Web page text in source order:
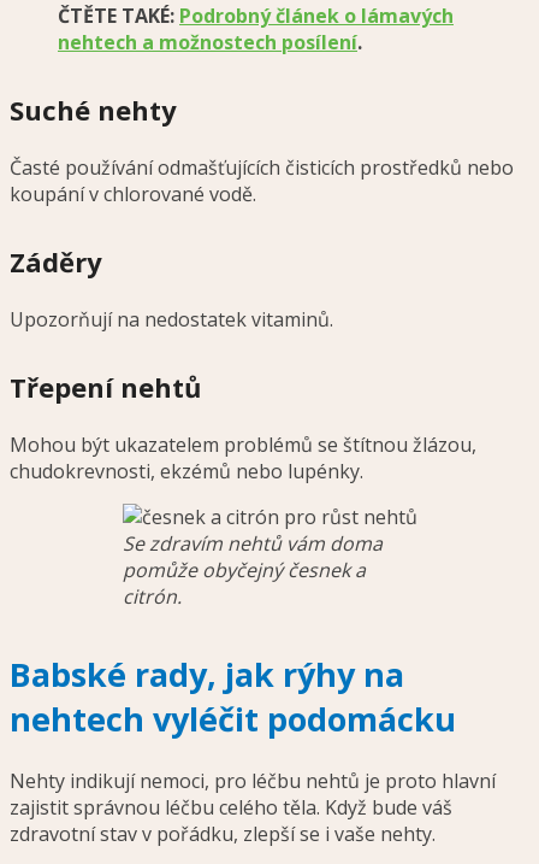
ČTĚTE TAKÉ: Podrobný článek o lámavých
nehtech a možnostech posílení.
Suché nehty
Časté používání odmašťujících čisticích prostředků nebo
koupání v chlorované vodě.
Záděry
Upozorňují na nedostatek vitaminů.
Třepení nehtů
Mohou být ukazatelem problémů se štítnou žlázou,
chudokrevnosti, ekzémů nebo lupénky.
Se zdravím nehtů vám doma
pomůže obyčejný česnek a
citrón.
Babské rady, jak rýhy na
nehtech vyléčit podomácku
Nehty indikují nemoci, pro léčbu nehtů je proto hlavní
zajistit správnou léčbu celého těla. Když bude váš
zdravotní stav v pořádku, zlepší se i vaše nehty.